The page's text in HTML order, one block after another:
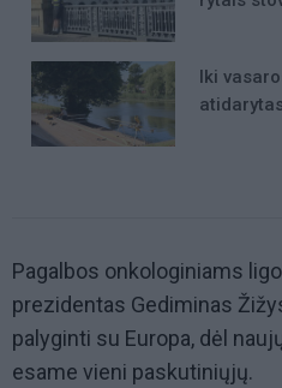
Iki
Pagalbos onkologiniams
prezidentas Gediminas
palyginti su Europa, dėl
esame vieni paskutiniųjų.